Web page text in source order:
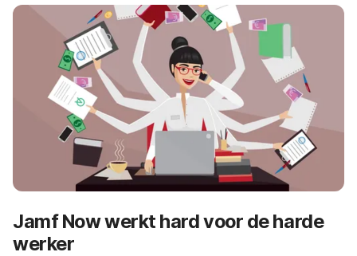
Jamf Now werkt hard voor de harde
werker